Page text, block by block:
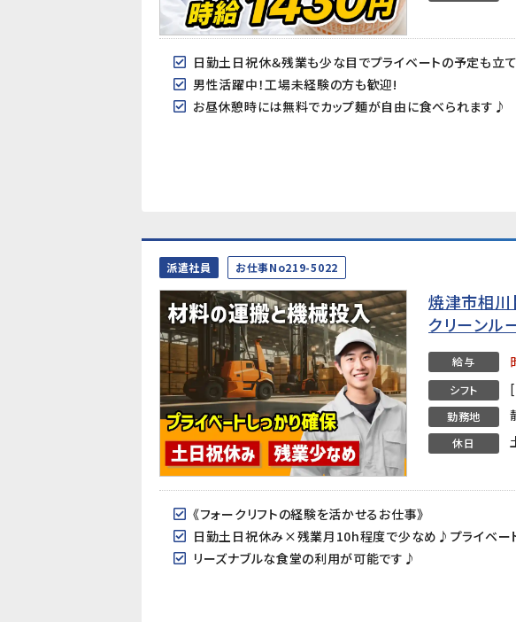
日勤土日祝休＆残業も少な目でプライベートの予定も
男性活躍中！工場未経験の方も歓迎!
お昼休憩時には無料でカップ麺が自由に食べられます♪
派遣社員 お仕事No219-5022
焼津市相川
クリーン
給与
シフト
勤務地
休日
《フォークリフトの経験を活かせるお仕事》
日勤土日祝休み×残業月10h程度で少なめ♪プライベー
リーズナブルな食堂の利用が可能です♪